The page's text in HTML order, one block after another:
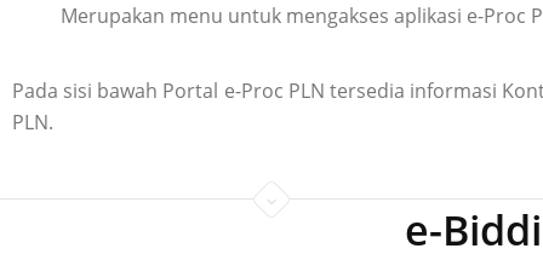
Merupakan menu untuk mengakses aplikasi e-
Pada sisi bawah Portal e-Proc PLN tersedia informasi
PLN.
e-